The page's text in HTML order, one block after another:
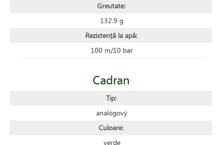
Greutate:
132.9 g
Rezistență la apă:
100 m/10 bar
Cadran
Tip:
analógový
Culoare:
verde